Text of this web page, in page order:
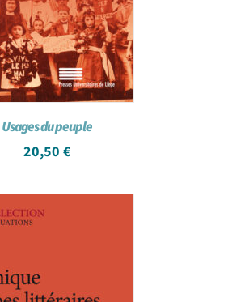
Usages du peuple
20,50 €